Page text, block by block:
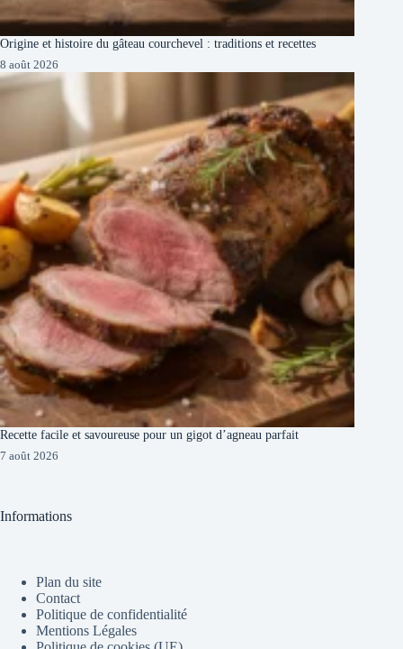
Origine et histoire du gâteau courchevel : traditions et recettes
8 août 2026
Recette facile et savoureuse pour un gigot d’agneau parfait
7 août 2026
Informations
Plan du site
Contact
Politique de confidentialité
Mentions Légales